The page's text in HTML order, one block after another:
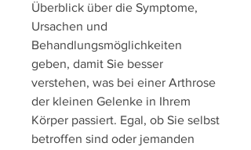
Überblick über die Symptome,
Ursachen und
Behandlungsmöglichkeiten
geben, damit Sie besser
verstehen, was bei einer Arthrose
der kleinen Gelenke in Ihrem
Körper passiert. Egal, ob Sie selbst
betroffen sind oder jemanden